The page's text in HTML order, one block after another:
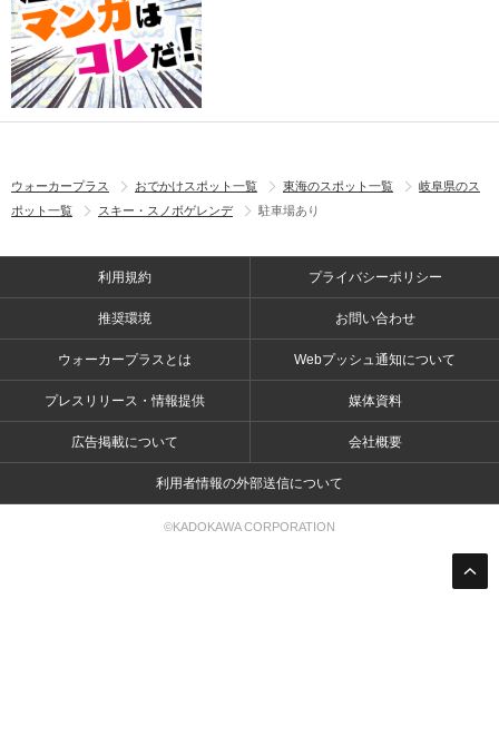
ウォーカープラス おでかけスポット一覧 東海のスポット一覧
岐阜県のス
ポット一覧
スキー・スノボゲレンデ 駐車場あり
利用規約 プライバシーポリシー
推奨環境 お問い合わせ
ウォーカープラスとは Webプッシュ通知について
プレスリリース・情報提供 媒体資料
広告掲載について 会社概要
利用者情報の外部送信について
©KADOKAWA CORPORATION